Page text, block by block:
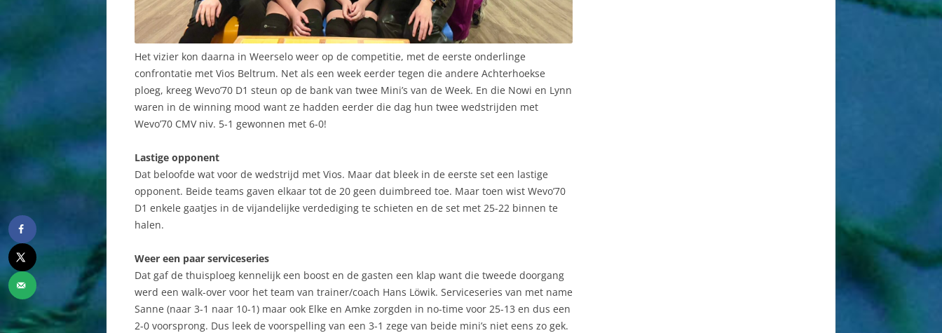
Het vizier kon daarna in Weerselo weer op de competitie, met de eerste onderlinge
confrontatie met Vios Beltrum. Net als een week eerder tegen die andere Achterhoekse
ploeg, kreeg Wevo’70 D1 steun op de bank van twee Mini’s van de Week. En die Nowi en Lynn
waren in de winning mood want ze hadden eerder die dag hun twee wedstrijden met
Wevo’70 CMV niv. 5-1 gewonnen met 6-0!
Lastige opponent
Dat beloofde wat voor de wedstrijd met Vios. Maar dat bleek in de eerste set een lastige
opponent. Beide teams gaven elkaar tot de 20 geen duimbreed toe. Maar toen wist Wevo’70
D1 enkele gaatjes in de vijandelijke verdediging te schieten en de set met 25-22 binnen te
halen.
Weer een paar serviceseries
Dat gaf de thuisploeg kennelijk een boost en de gasten een klap want die tweede doorgang
werd een walk-over voor het team van trainer/coach Hans Löwik. Serviceseries van met name
Sanne (naar 3-1 naar 10-1) maar ook Elke en Amke zorgden in no-time voor 25-13 en dus een
2-0 voorsprong. Dus leek de voorspelling van een 3-1 zege van beide mini’s niet eens zo gek.